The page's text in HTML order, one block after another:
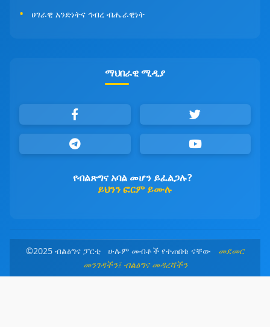
ሀገራዊ አንድነትና ኅብረ ብሔራዊነት
ማህበራዊ ሚዲያ
የብልጽግና አባል መሆን ይፈልጋሉ?
ይህንን ፎርም ይሙሉ
©2025 ብልፅግና ፓርቲ ሁሉም መብቶች የተጠበቁ ናቸው መደመር
መንገዳችን፤ ብልፅግና መዳረሻችን